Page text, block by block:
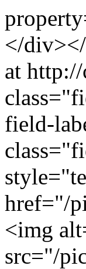
</
at http://
field-
href="/
<img
src="/